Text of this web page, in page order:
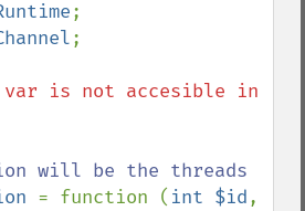
;
;
is not accesible in
= function ( int $id